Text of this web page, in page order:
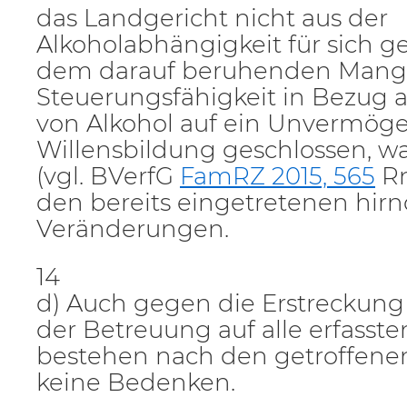
das Landgericht nicht aus der
Alkoholabhängigkeit für sich
dem darauf beruhenden
Steuerungsfähigkeit in Bezug
von Alkohol auf ein
Willensbildung geschlossen,
(vgl. BVerfG FamRZ 2015, 565
den bereits eingetretenen
Veränderungen.
14
d) Auch gegen die
der Betreuung auf alle
bestehen nach den
keine Bedenken.